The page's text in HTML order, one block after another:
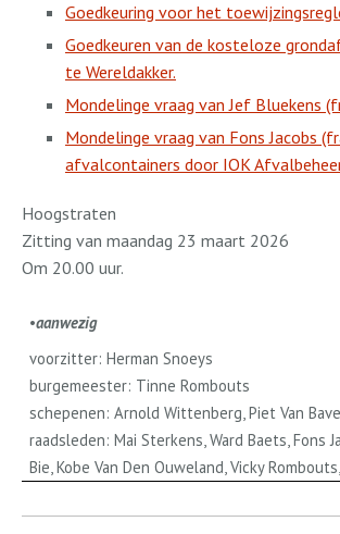
Goedkeuring voor het
Goedkeuren van de kosteloze
te Wereldakker.
Mondelinge vraag van Jef Bluekens
Mondelinge vraag van Fons Jacobs
afvalcontainers door IOK
Hoogstraten
Zitting van maandag 23 maart 2026
Om 20.00 uur.
•aanwezig
voorzitter: Herman Snoeys
burgemeester: Tinne Rombouts
schepenen: Arnold Wittenberg, Piet Van
raadsleden: Mai Sterkens, Ward Baets, Fons
Bie, Kobe Van Den Ouweland, Vicky